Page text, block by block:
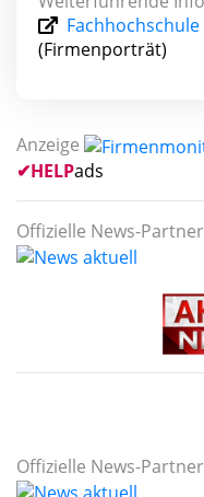
(Firmenporträt)
Anzeige
✔HELPads
Offizielle News-
Offizielle News-